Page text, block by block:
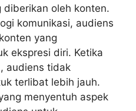
oleh konten.
komunikasi, audiens
yang
ekspresi diri. Ketika
audiens tidak
terlibat lebih jauh.
menyentuh aspek